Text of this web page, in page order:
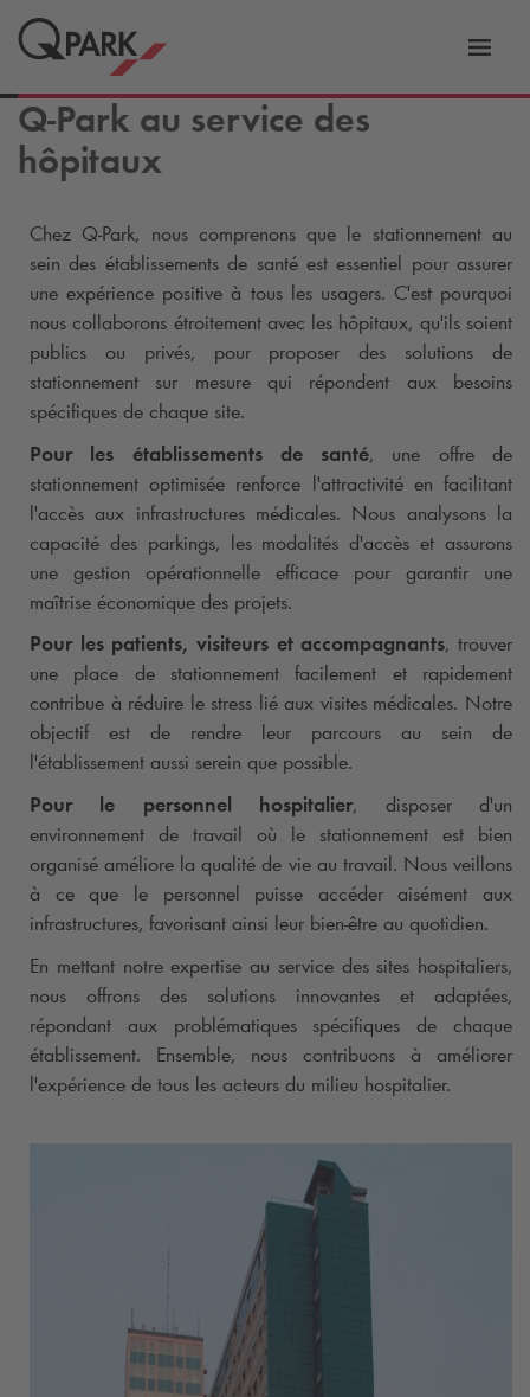
vers
Q-Park au service des
hôpitaux
Chez Q-Park, nous comprenons que le stationnement au
sein des établissements de santé est essentiel pour assurer
une expérience positive à tous les usagers. C'est pourquoi
nous collaborons étroitement avec les hôpitaux, qu'ils soient
publics ou privés, pour proposer des solutions de
stationnement sur mesure qui répondent aux besoins
spécifiques de chaque site.
Pour les établissements de santé, une offre de
stationnement optimisée renforce l'attractivité en facilitant
l'accès aux infrastructures médicales. Nous analysons la
capacité des parkings, les modalités d'accès et assurons
une gestion opérationnelle efficace pour garantir une
maîtrise économique des projets.
Pour les patients, visiteurs et accompagnants, trouver
une place de stationnement facilement et rapidement
contribue à réduire le stress lié aux visites médicales. Notre
objectif est de rendre leur parcours au sein de
l'établissement aussi serein que possible.
Pour le personnel hospitalier, disposer d'un
environnement de travail où le stationnement est bien
organisé améliore la qualité de vie au travail. Nous veillons
à ce que le personnel puisse accéder aisément aux
infrastructures, favorisant ainsi leur bien-être au quotidien.
En mettant notre expertise au service des sites hospitaliers,
nous offrons des solutions innovantes et adaptées,
répondant aux problématiques spécifiques de chaque
établissement. Ensemble, nous contribuons à améliorer
l'expérience de tous les acteurs du milieu hospitalier.